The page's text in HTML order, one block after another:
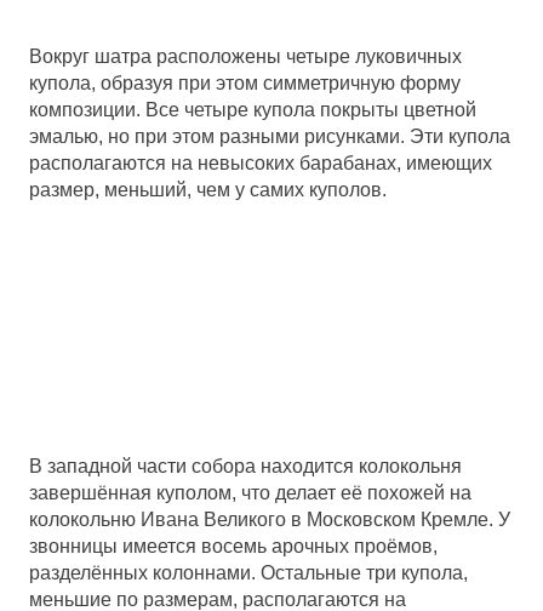
Вокруг шатра расположены четыре луковичных
купола, образуя при этом симметричную форму
композиции. Все четыре купола покрыты цветной
эмалью, но при этом разными рисунками. Эти купола
располагаются на невысоких барабанах, имеющих
размер, меньший, чем у самих куполов.
В западной части собора находится колокольня
завершённая куполом, что делает её похожей на
колокольню Ивана Великого в Московском Кремле. У
звонницы имеется восемь арочных проёмов,
разделённых колоннами. Остальные три купола,
меньшие по размерам, располагаются на